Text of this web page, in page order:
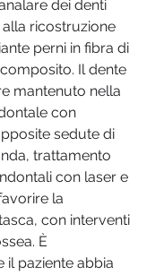
dei denti
alla ricostruzione
perni in fibra di
Il dente
mantenuto nella
con
sedute di
trattamento
con laser e
la
con interventi
È
il paziente abbia